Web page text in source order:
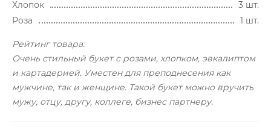
Хлопок
3 шт.
Роза
1 шт.
Рейтинг товара:
Очень стильный букет с розами, хлопком, эвкалиптом
и картадерией. Уместен для преподнесения как
мужчине, так и женщине. Такой букет можно вручить
мужу, отцу, другу, коллеге, бизнес партнеру.